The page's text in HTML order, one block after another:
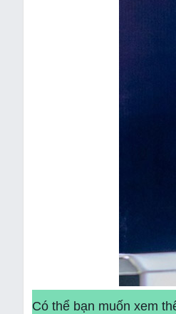
Có thể bạn muốn xem